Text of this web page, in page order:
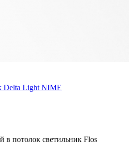
Delta Light NIME
в потолок светильник Flos